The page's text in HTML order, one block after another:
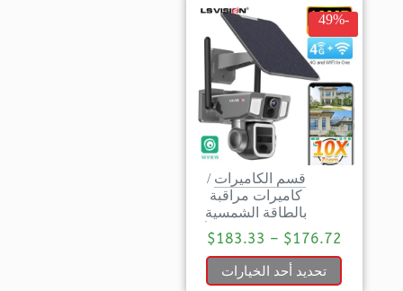
-49%
قسم الكاميرات /
كاميرات مراقبة
بالطاقة الشمسية
$176.72
–
$183.33
تحديد أحد الخيارات